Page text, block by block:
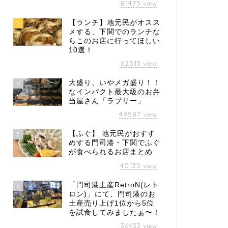
81475 view
3
【ランチ】地元民がオスス
メする、下関でのランチな
らこのお店に行ってほしい
10選！
62513 view
4
大盛り、いやメガ盛り！！
なインパクト最大級のお弁
当屋さん「ラブリー」
49587 view
5
【ふぐ】 地元民がおすす
めする門司港・下関でふぐ
が食べられるお店まとめ
40135 view
6
「門司港土産RetroN(レト
ロン)」にて、門司港のお
土産売り上げ1位から5位
を試食してみましたぁ〜！
36433 view